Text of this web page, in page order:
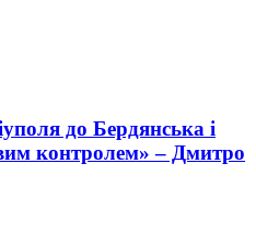
до Бердянська і
контролем» – Дмитро